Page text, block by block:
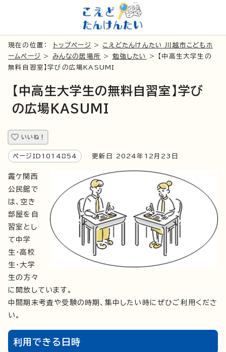
現在の位置： トップページ > こえどたんけんたい 川越市こどもホ
ームページ
> みんなの居場所 > 勉強したい
> 【中高生大学生の
無料自習室】学びの広場KASUMI
【中高生大学生の無料自習室】学び
の広場KASUMI
いいね！
ページID1014854 更新日 2024年12月23日
霞ケ関西
公民館で
は、空き
部屋を自
習室とし
て中学
生・高校
生・大学
生の方々
に開放しています。
中間期末考査や受験の時期、集中したい時にぜひご利用くださ
い。
利用できる日時